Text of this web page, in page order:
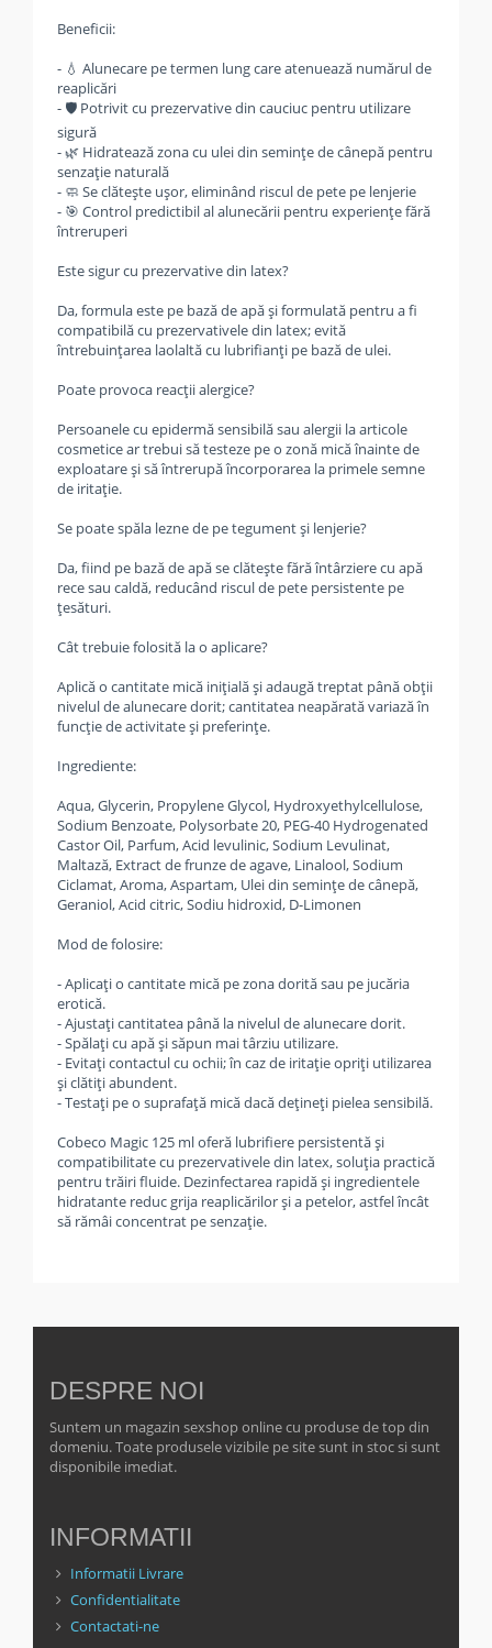
Beneficii:
- 💧 Alunecare pe termen lung care atenuează numărul de
reaplicări
- 🛡️ Potrivit cu prezervative din cauciuc pentru utilizare
sigură
- 🌿 Hidratează zona cu ulei din semințe de cânepă pentru
senzație naturală
- 🧼 Se clătește ușor, eliminând riscul de pete pe lenjerie
- 🎯 Control predictibil al alunecării pentru experiențe fără
întreruperi
Este sigur cu prezervative din latex?
Da, formula este pe bază de apă și formulată pentru a fi
compatibilă cu prezervativele din latex; evită
întrebuințarea laolaltă cu lubrifianți pe bază de ulei.
Poate provoca reacții alergice?
Persoanele cu epidermă sensibilă sau alergii la articole
cosmetice ar trebui să testeze pe o zonă mică înainte de
exploatare și să întrerupă încorporarea la primele semne
de iritație.
Se poate spăla lezne de pe tegument și lenjerie?
Da, fiind pe bază de apă se clătește fără întârziere cu apă
rece sau caldă, reducând riscul de pete persistente pe
țesături.
Cât trebuie folosită la o aplicare?
Aplică o cantitate mică inițială și adaugă treptat până obții
nivelul de alunecare dorit; cantitatea neapărată variază în
funcție de activitate și preferințe.
Ingrediente:
Aqua, Glycerin, Propylene Glycol, Hydroxyethylcellulose,
Sodium Benzoate, Polysorbate 20, PEG-40 Hydrogenated
Castor Oil, Parfum, Acid levulinic, Sodium Levulinat,
Maltază, Extract de frunze de agave, Linalool, Sodium
Ciclamat, Aroma, Aspartam, Ulei din semințe de cânepă,
Geraniol, Acid citric, Sodiu hidroxid, D-Limonen
Mod de folosire:
- Aplicați o cantitate mică pe zona dorită sau pe jucăria
erotică.
- Ajustați cantitatea până la nivelul de alunecare dorit.
- Spălați cu apă și săpun mai târziu utilizare.
- Evitați contactul cu ochii; în caz de iritație opriți utilizarea
și clătiți abundent.
- Testați pe o suprafață mică dacă dețineți pielea sensibilă.
Cobeco Magic 125 ml oferă lubrifiere persistentă și
compatibilitate cu prezervativele din latex, soluția practică
pentru trăiri fluide. Dezinfectarea rapidă și ingredientele
hidratante reduc grija reaplicărilor și a petelor, astfel încât
să rămâi concentrat pe senzație.
DESPRE NOI
Suntem un magazin sexshop online cu produse de top din
domeniu. Toate produsele vizibile pe site sunt in stoc si sunt
disponibile imediat.
INFORMATII
Informatii Livrare
Confidentialitate
Contactati-ne